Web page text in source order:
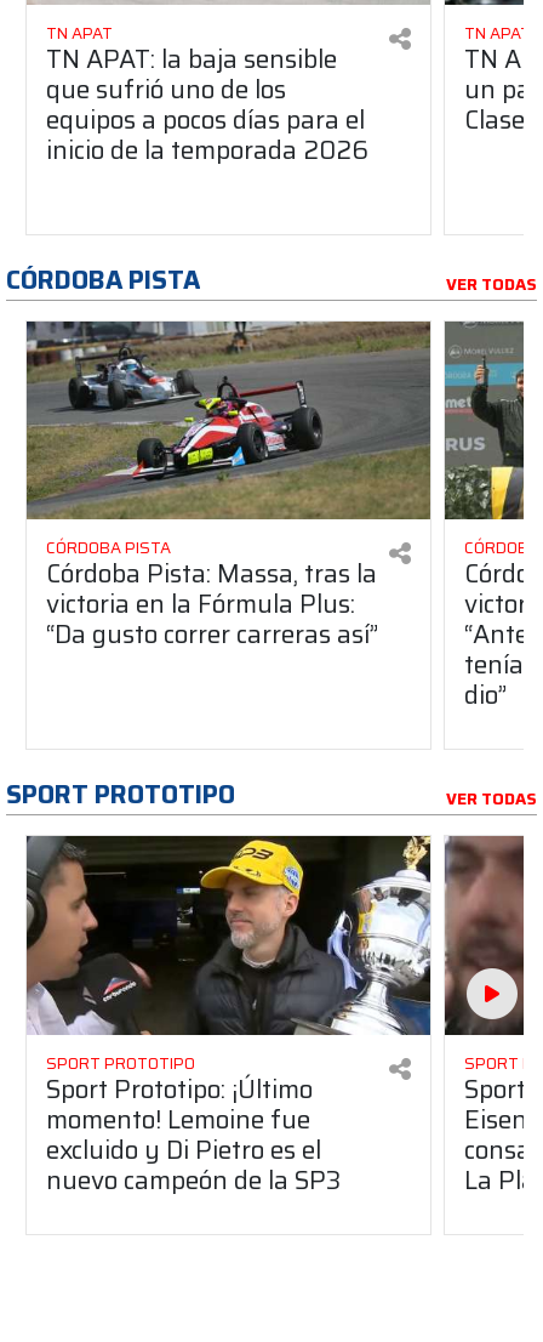
TN APAT
TN APAT: la baja sensible
que sufrió uno de los
equipos a pocos días para el
inicio de la temporada 2026
TN APAT
TN
un
Clase
CÓRDOBA PISTA VER TODAS
CÓRDOBA PISTA
Córdoba Pista: Massa, tras la
victoria en la Fórmula Plus:
“Da gusto correr carreras así”
dio”
SPORT PROTOTIPO VER TODAS
SPORT PROTOTIPO
Sport Prototipo: ¡Último
momento! Lemoine fue
excluido y Di Pietro es el
nuevo campeón de la SP3
SPORT
Sport
La